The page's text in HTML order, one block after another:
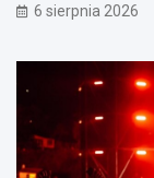
6 sierpnia 2026